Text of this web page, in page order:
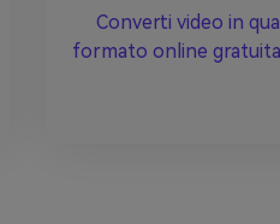
Converti video in
formato online